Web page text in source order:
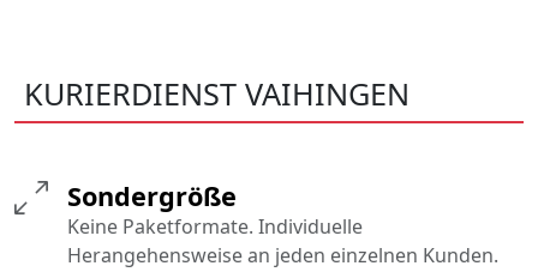
KURIERDIENST VAIHINGEN
Sondergröße
Keine Paketformate. Individuelle
Herangehensweise an jeden einzelnen Kunden.